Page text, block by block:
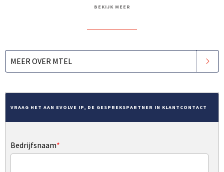
BEKIJK MEER
MEER OVER MTEL
VRAAG HET AAN EVOLVE IP, DE GESPREKSPARTNER IN KLANTCONTACT
Bedrijfsnaam*